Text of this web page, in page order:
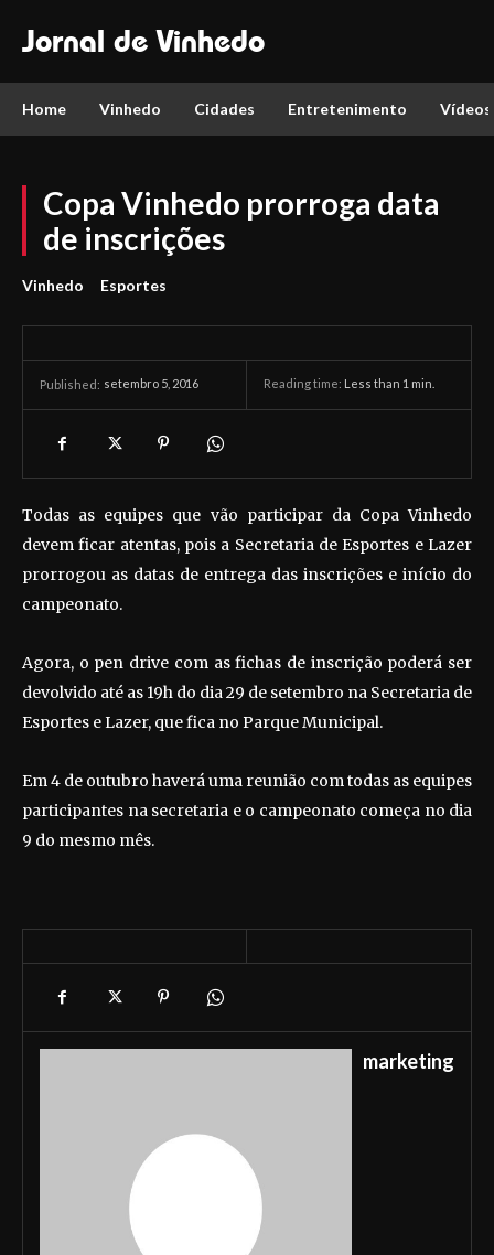
Jornal de Vinhedo
Home Vinhedo Cidades Entretenimento Vídeos
Copa Vinhedo prorroga data
de inscrições
Vinhedo Esportes
Published: setembro 5, 2016 Reading time: Less than 1 min.
Todas as equipes que vão participar da Copa Vinhedo
devem ficar atentas, pois a Secretaria de Esportes e Lazer
prorrogou as datas de entrega das inscrições e início do
campeonato.
Agora, o pen drive com as fichas de inscrição poderá ser
devolvido até as 19h do dia 29 de setembro na Secretaria de
Esportes e Lazer, que fica no Parque Municipal.
Em 4 de outubro haverá uma reunião com todas as equipes
participantes na secretaria e o campeonato começa no dia
9 do mesmo mês.
marketing